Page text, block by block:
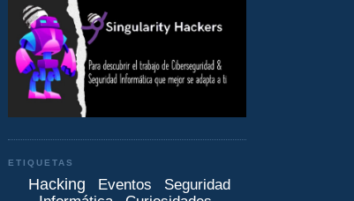
ETIQUETAS
Hacking Eventos
Seguridad